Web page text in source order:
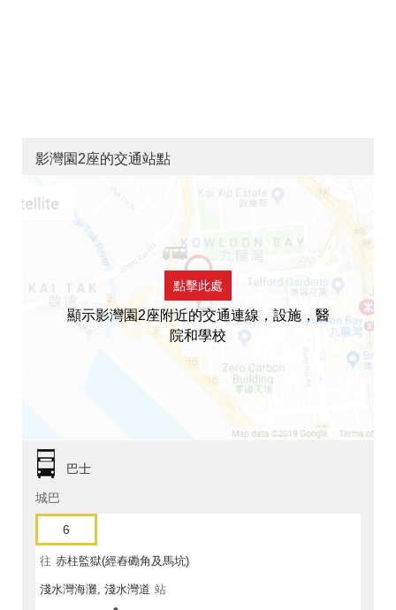
影灣園2座的交通站點
點擊此處
顯示影灣園2座附近的交通連線，設施，醫
院和學校
巴士
城巴
6
往 赤柱監獄(經舂磡角及馬坑)
淺水灣海灘, 淺水灣道 站